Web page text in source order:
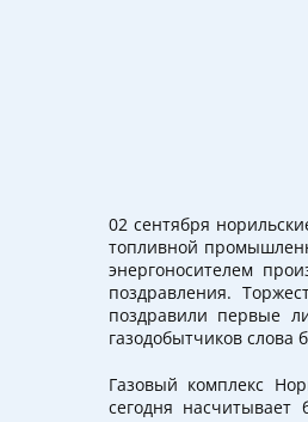
02 сентября
топливной
энергоносителем
поздравления.
поздравили первые
газодобытчиков слова
Газовый комплекс
сегодня